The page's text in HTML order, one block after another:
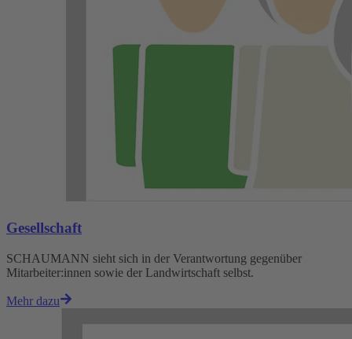
Gesellschaft
SCHAUMANN sieht sich in der Verantwortung gegenüber
Mitarbeiter:innen sowie der Landwirtschaft selbst.
Mehr dazu